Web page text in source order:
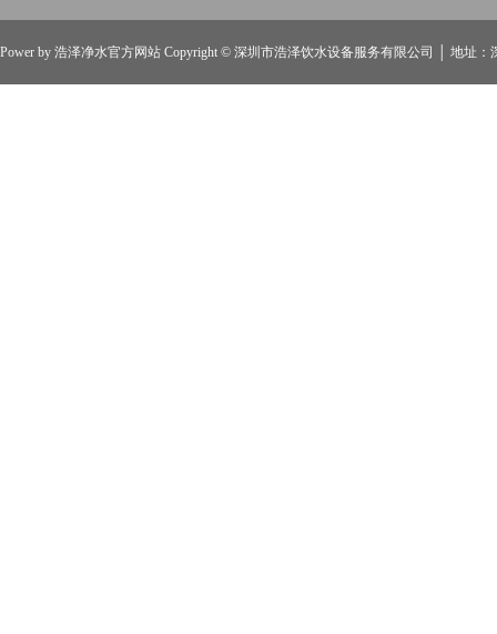
Power by 浩泽净水官方网站 Copyright © 深圳市浩泽饮水设备服务有限公司 │ 地址：